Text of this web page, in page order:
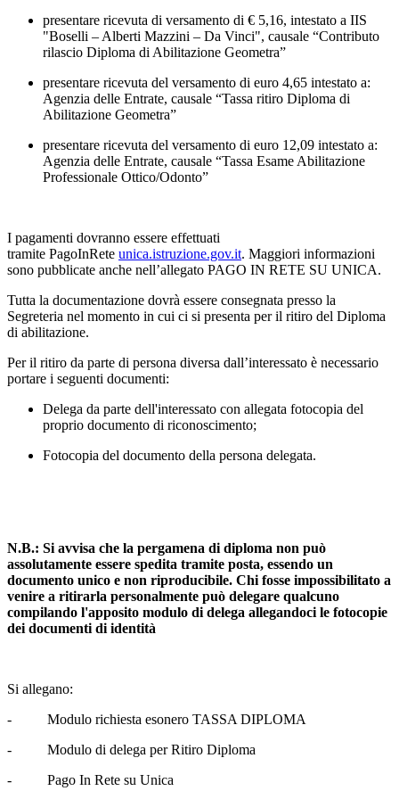
presentare ricevuta di versamento di € 5,16, intestato a IIS
"Boselli – Alberti Mazzini – Da Vinci", causale “Contributo
rilascio Diploma di Abilitazione Geometra”
presentare ricevuta del versamento di euro 4,65 intestato a:
Agenzia delle Entrate, causale “Tassa ritiro Diploma di
Abilitazione Geometra”
presentare ricevuta del versamento di euro 12,09 intestato a:
Agenzia delle Entrate, causale “Tassa Esame Abilitazione
Professionale Ottico/Odonto”
I pagamenti dovranno essere effettuati
tramite PagoInRete unica.istruzione.gov.it. Maggiori informazioni
sono pubblicate anche nell’allegato PAGO IN RETE SU UNICA.
Tutta la documentazione dovrà essere consegnata presso la
Segreteria nel momento in cui ci si presenta per il ritiro del Diploma
di abilitazione.
Per il ritiro da parte di persona diversa dall’interessato è necessario
portare i seguenti documenti:
Delega da parte dell'interessato con allegata fotocopia del
proprio documento di riconoscimento;
Fotocopia del documento della persona delegata.
N.B.: Si avvisa che la pergamena di diploma non può
assolutamente essere spedita tramite posta, essendo un
documento unico e non riproducibile. Chi fosse impossibilitato a
venire a ritirarla personalmente può delegare qualcuno
compilando l'apposito modulo di delega allegandoci le fotocopie
dei documenti di identità
Si allegano:
- Modulo richiesta esonero TASSA DIPLOMA
- Modulo di delega per Ritiro Diploma
- Pago In Rete su Unica